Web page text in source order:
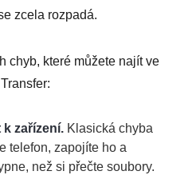
zcela rozpadá.
chyb, které můžete najít ve
k zařízení. Klasická chyba
telefon, zapojíte ho a
než si přečte soubory.